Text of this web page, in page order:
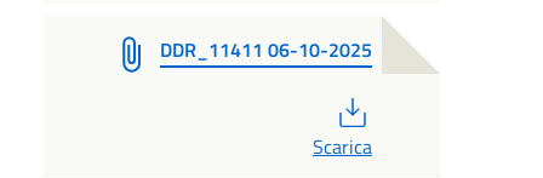
DDR_11411 06-10-2025
Scarica